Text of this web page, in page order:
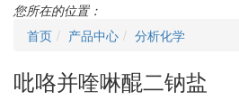
您所在的位置：
首页
产品中心 分析化学
吡咯并喹啉醌二钠盐